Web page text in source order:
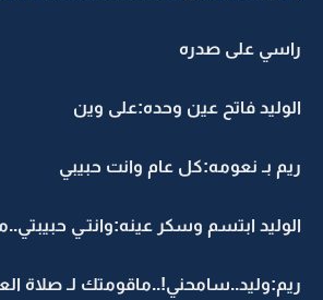
راسي على صدره
الوليد فاتح عين وحده:على وين
ريم بـ نعومه:كل عام وانت حبيبي
الوليد ابتسم وسكر عينه:وانتـي
ريم:وليد..سامحني!..ماقومتك لـ صلاة